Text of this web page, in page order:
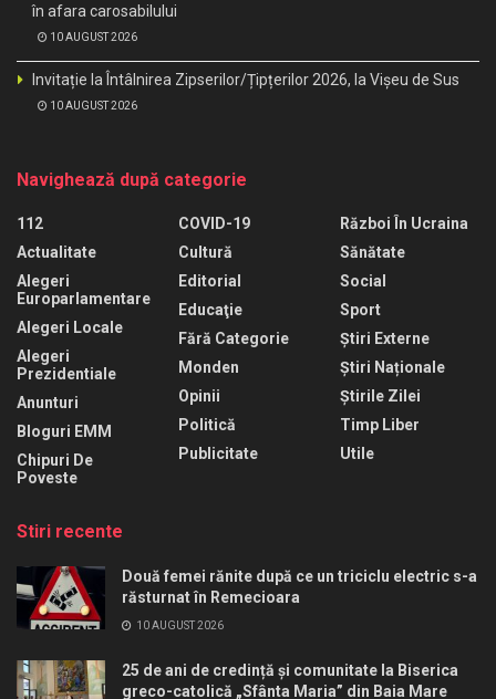
în afara carosabilului
10 AUGUST 2026
Invitație la Întâlnirea Zipserilor/Țipțerilor 2026, la Vișeu de Sus
10 AUGUST 2026
Navighează după categorie
112
Actualitate
Alegeri
Europarlamentare
Alegeri Locale
Alegeri
Prezidentiale
Anunturi
Bloguri EMM
Chipuri De
Poveste
COVID-19
Cultură
Editorial
Educaţie
Fără Categorie
Monden
Opinii
Politică
Publicitate
Război În Ucraina
Sănătate
Social
Sport
Știri Externe
Știri Naționale
Știrile Zilei
Timp Liber
Utile
Stiri recente
Două femei rănite după ce un triciclu electric s-a
răsturnat în Remecioara
10 AUGUST 2026
25 de ani de credință și comunitate la Biserica
greco-catolică „Sfânta Maria” din Baia Mare